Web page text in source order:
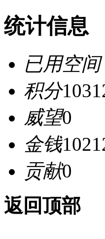
统计信息
已用空间
积分
威望0
金钱
贡献0
返回顶部